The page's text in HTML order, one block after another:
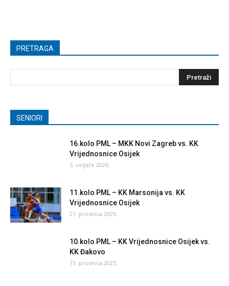
PRETRAGA
SENIORI
16.kolo PML – MKK Novi Zagreb vs. KK
Vrijednosnice Osijek
5. veljače 2026.
11.kolo PML – KK Marsonija vs. KK
Vrijednosnice Osijek
21. prosinca 2025.
10.kolo PML – KK Vrijednosnice Osijek vs.
KK Đakovo
13. prosinca 2025.